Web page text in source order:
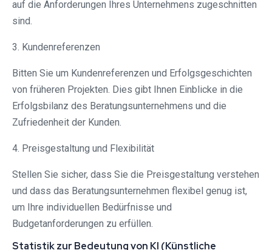
auf die Anforderungen Ihres Unternehmens zugeschnitten
sind.
3. Kundenreferenzen
Bitten Sie um Kundenreferenzen und Erfolgsgeschichten
von früheren Projekten. Dies gibt Ihnen Einblicke in die
Erfolgsbilanz des Beratungsunternehmens und die
Zufriedenheit der Kunden.
4. Preisgestaltung und Flexibilität
Stellen Sie sicher, dass Sie die Preisgestaltung verstehen
und dass das Beratungsunternehmen flexibel genug ist,
um Ihre individuellen Bedürfnisse und
Budgetanforderungen zu erfüllen.
Statistik zur Bedeutung von KI (Künstliche